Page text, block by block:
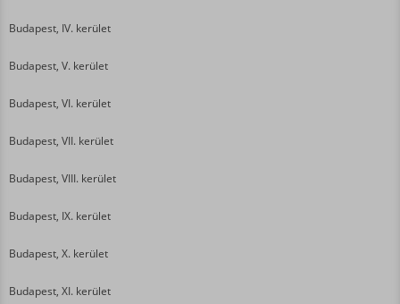
Budapest, IV. kerület
Budapest, V. kerület
Budapest, VI. kerület
Budapest, VII. kerület
Budapest, VIII. kerület
Budapest, IX. kerület
Budapest, X. kerület
Budapest, XI. kerület